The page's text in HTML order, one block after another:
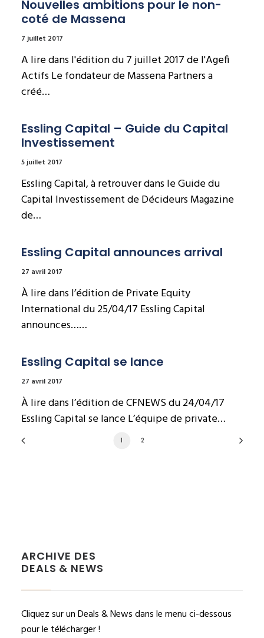
Nouvelles ambitions pour le non-
coté de Massena
7 juillet 2017
A lire dans l'édition du 7 juillet 2017 de l'Agefi
Actifs Le fondateur de Massena Partners a
créé…
Essling Capital – Guide du Capital
Investissement
5 juillet 2017
Essling Capital, à retrouver dans le Guide du
Capital Investissement de Décideurs Magazine
de…
Essling Capital announces arrival
27 avril 2017
À lire dans l’édition de Private Equity
International du 25/04/17 Essling Capital
announces……
Essling Capital se lance
27 avril 2017
À lire dans l’édition de CFNEWS du 24/04/17
Essling Capital se lance L’équipe de private…
1 2
ARCHIVE DES
DEALS & NEWS
Cliquez sur un Deals & News dans le menu ci-dessous
pour le télécharger !